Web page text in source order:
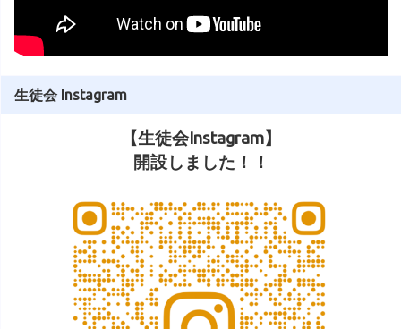
生徒会 Instagram
【生徒会Instagram】
開設しました！！